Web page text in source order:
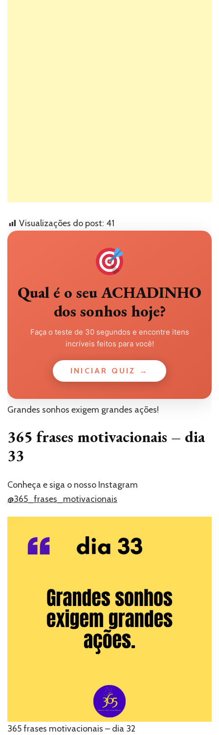
Visualizações do post: 41
Qual é o seu ACHADINHO
dos sonhos hoje?
Faça o teste de 30 segundos e encontre itens
incríveis feitos para você!
INICIAR QUIZ →
Grandes sonhos exigem grandes ações!
365 frases motivacionais – dia
33
Conheça e siga o nosso Instagram
@365_frases_motivacionais
365 frases motivacionais – dia 32